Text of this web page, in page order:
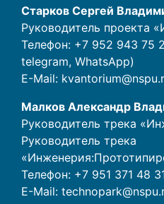
Старков Сергей
Руководитель проекта
Телефон: +7 952 943 75
telegram, WhatsApp)
E-Mail:
Малков Александр
Руководитель трека
Руководитель трека
Телефон: +7 951 371 48
E-Mail: